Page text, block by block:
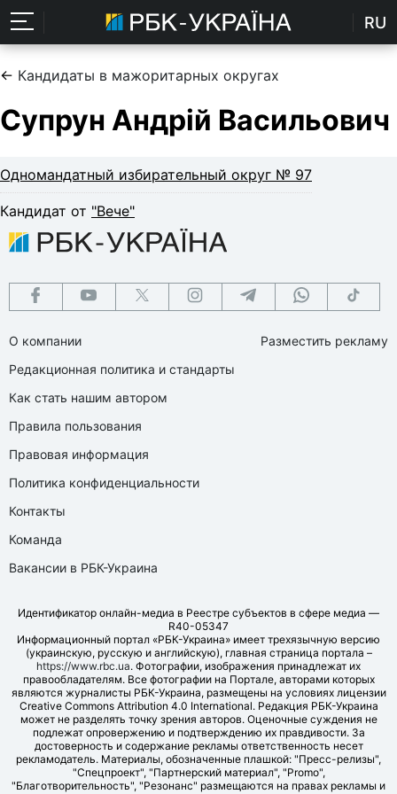
RU
← Кандидаты в мажоритарных округах
Супрун Андрій Васильович
Одномандатный избирательный округ № 97
Кандидат от "Вече"
О компании
Редакционная политика и стандарты
Как стать нашим автором
Правила пользования
Правовая информация
Политика конфиденциальности
Контакты
Команда
Вакансии в РБК-Украина
Разместить рекламу
Идентификатор онлайн-медиа в Реестре субъектов в сфере медиа —
R40-05347
Информационный портал «РБК-Украина» имеет трехязычную версию
(украинскую, русскую и английскую), главная страница портала –
https://www.rbc.ua. Фотографии, изображения принадлежат их
правообладателям. Все фотографии на Портале, авторами которых
являются журналисты РБК-Украина, размещены на условиях лицензии
Creative Commons Attribution 4.0 International. Редакция РБК-Украина
может не разделять точку зрения авторов. Оценочные суждения не
подлежат опровержению и подтверждению их правдивости. За
достоверность и содержание рекламы ответственность несет
рекламодатель. Материалы, обозначенные плашкой: "Пресс-релизы",
"Спецпроект", "Партнерский материал", "Promo",
"Благотворительность", "Резонанс" размещаются на правах рекламы и